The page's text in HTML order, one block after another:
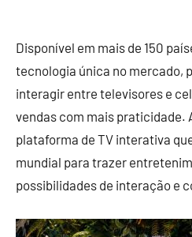
Disponível em mais de 150
tecnologia única no mercado,
interagir entre televisores e
vendas com mais praticidade.
plataforma de TV interativa
mundial para trazer
possibilidades de interação e